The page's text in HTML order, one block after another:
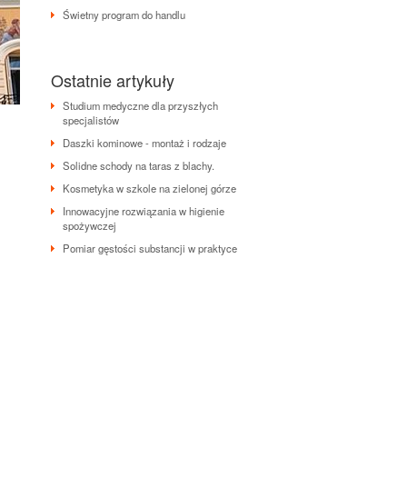
Świetny program do handlu
Ostatnie artykuły
Studium medyczne dla przyszłych
specjalistów
Daszki kominowe - montaż i rodzaje
Solidne schody na taras z blachy.
Kosmetyka w szkole na zielonej górze
Innowacyjne rozwiązania w higienie
spożywczej
Pomiar gęstości substancji w praktyce